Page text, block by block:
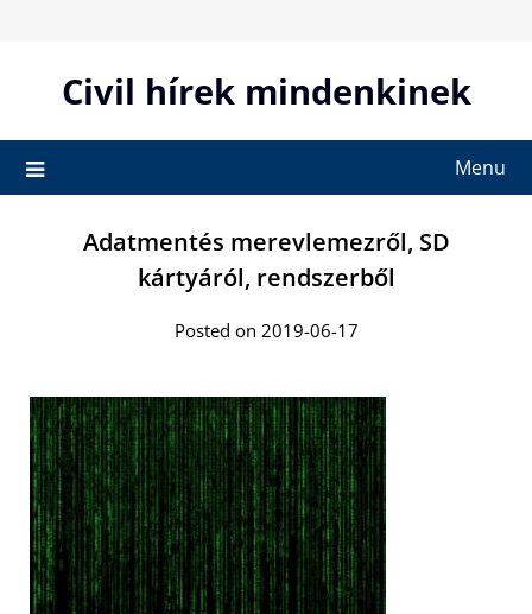
contentCivil hírek mindenkinek
Menu
Adatmentés merevlemezről, SD
kártyáról, rendszerből
Posted on 2019-06-17